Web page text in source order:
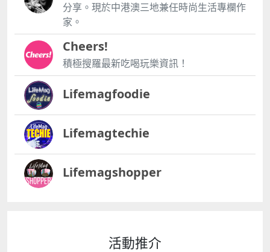
分享。現於中港澳三地兼任時尚生活專欄作
家。
Cheers!
積極搜羅最新吃喝玩樂資訊！
Lifemagfoodie
Lifemagtechie
Lifemagshopper
活動推介